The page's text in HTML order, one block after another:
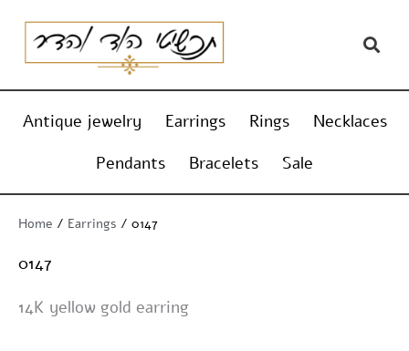
content
Antique jewelry Earrings Rings
Necklaces
Pendants
Bracelets Sale
Home / Earrings / 0147
0147
14K yellow gold earring